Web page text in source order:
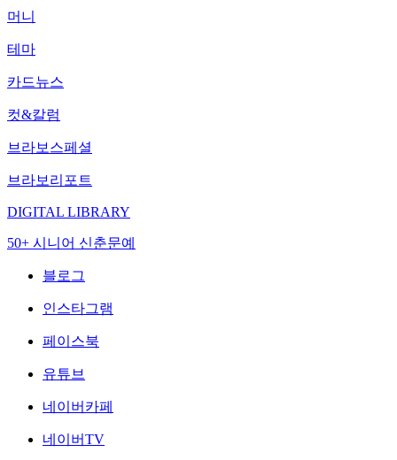
머니
테마
카드뉴스
컷&칼럼
브라보스페셜
브라보리포트
DIGITAL LIBRARY
50+ 시니어 신춘문예
블로그
인스타그램
페이스북
유튜브
네이버카페
네이버TV